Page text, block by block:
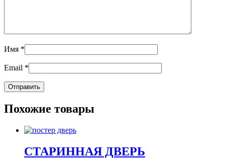
Имя *
Email *
Похожие товары
СТАРИННАЯ ДВЕРЬ